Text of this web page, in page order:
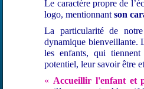
Le caractère propre de
logo, mentionnantson
La particularité de
dynamique bienveillante.
les enfants, qui
potentiel, leur savoir être
« Accueillir l'enfant et